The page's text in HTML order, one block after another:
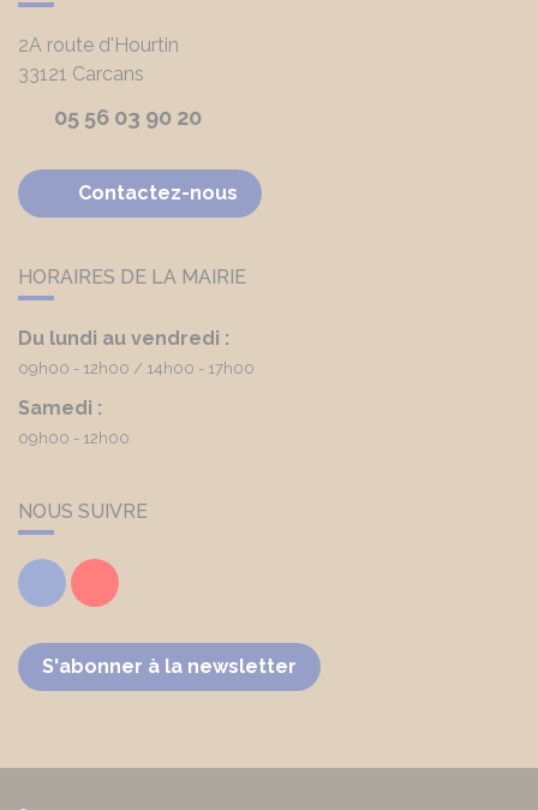
2A route d'Hourtin
33121 Carcans
05 56 03 90 20
Contactez-nous
HORAIRES DE LA MAIRIE
Du lundi au vendredi :
09h00 - 12h00 14h00 - 17h00
Samedi :
09h00 - 12h00
NOUS SUIVRE
FacebookYoutube
S'abonner à la newsletter